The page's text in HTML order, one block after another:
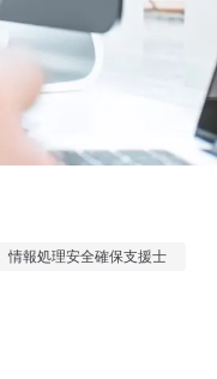
情報処理安全確保支援士